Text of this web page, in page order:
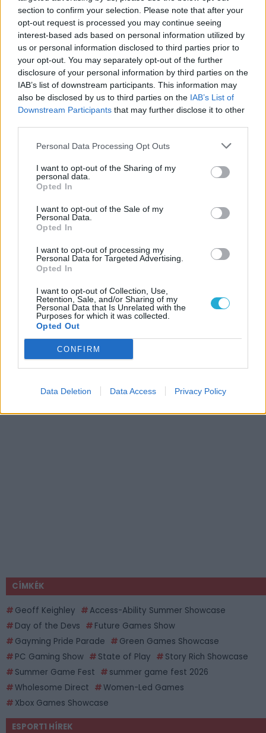
section to confirm your selection. Please note that after your
opt-out request is processed you may continue seeing
interest-based ads based on personal information utilized by
us or personal information disclosed to third parties prior to
your opt-out. You may separately opt-out of the further
disclosure of your personal information by third parties on the
IAB’s list of downstream participants. This information may
also be disclosed by us to third parties on the IAB’s List of
Downstream Participants that may further disclose it to other
Personal Data Processing Opt Outs
I want to opt-out of the Sharing of my
personal data.
Opted In
I want to opt-out of the Sale of my
Personal Data.
Opted In
I want to opt-out of processing my
Personal Data for Targeted Advertising.
Opted In
I want to opt-out of Collection, Use,
Retention, Sale, and/or Sharing of my
Personal Data that Is Unrelated with the
Purposes for which it was collected.
Opted Out
CONFIRM
Data Deletion Data Access Privacy Policy
KAPCSOLÓDÓ HÍREK
Maratoni hosszúságú Gears of War: E-Day
bemutatóval készül az Xbox
Újabb State of Play jön, és kitalálhatjátok,
mi áll majd a középpontjában
LEGFRISSEBB VIDEÓNK
CÍMKÉK
Geoff Keighley
Access-Ability Summer Showcase
Day of the Devs
Future Games Show
Gayming Pride Parade
Green Games Showcase
PC Gaming Show
State of Play
Story Rich Showcase
Summer Game Fest
summer game fest 2026
Wholesome Direct
Women-Led Games
Xbox Games Showcase
ESPORT1 HÍREK